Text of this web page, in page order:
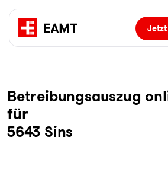
Jetzt
Be­trei­bungs­aus­zug
für
5643 Sins